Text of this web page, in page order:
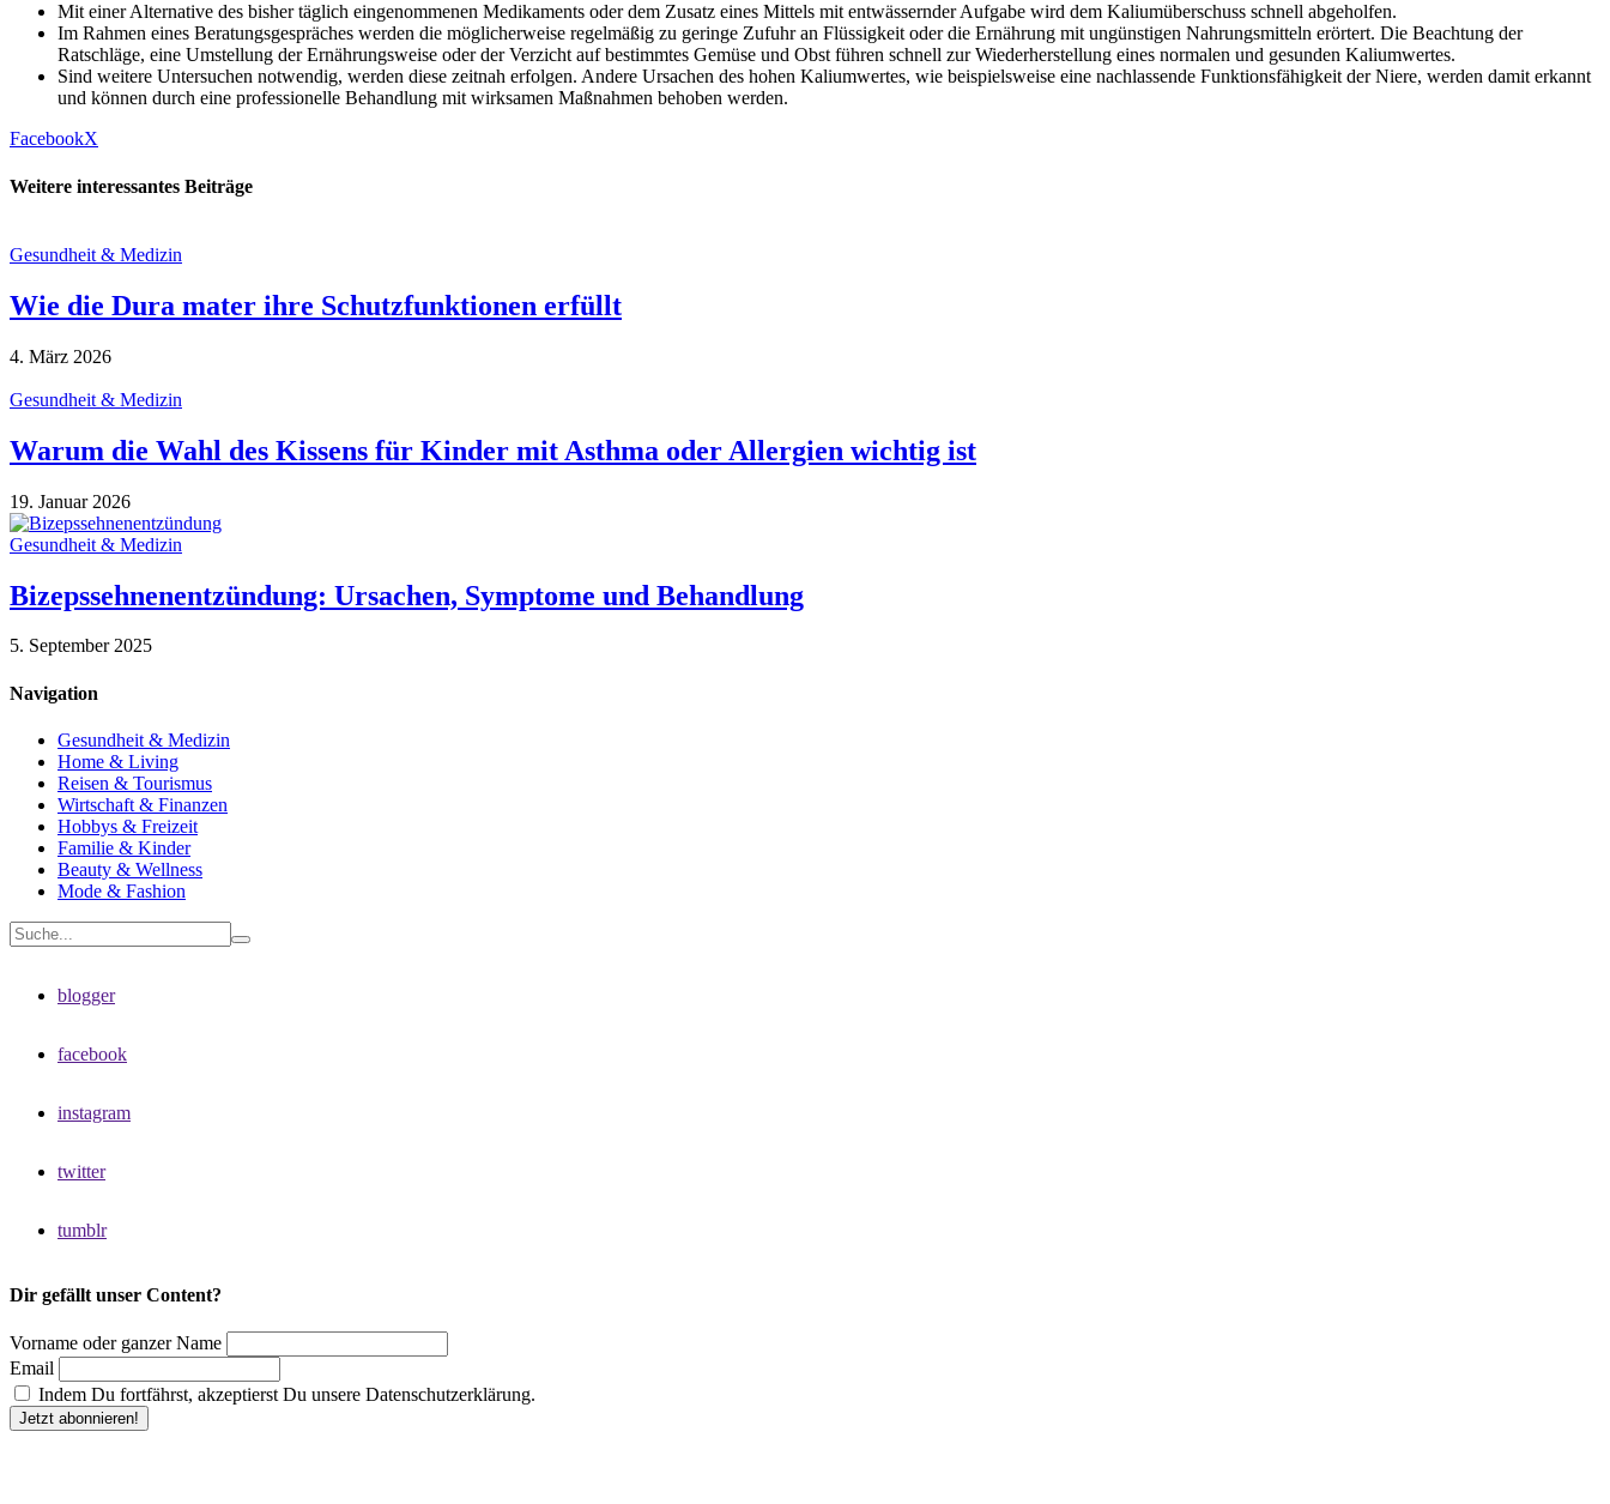
Mit einer Alternative des bisher täglich eingenommenen Medikaments oder dem Zusatz eines Mittels mit entwässernder Aufgabe wird dem Kaliumüberschuss schnell abgeholfen.
Im Rahmen eines Beratungsgespräches werden die möglicherweise regelmäßig zu geringe Zufuhr an Flüssigkeit oder die Ernährung mit ungünstigen Nahrungsmitteln erörtert. Die Beachtung der
Ratschläge, eine Umstellung der Ernährungsweise oder der Verzicht auf bestimmtes Gemüse und Obst führen schnell zur Wiederherstellung eines normalen und gesunden Kaliumwertes.
Sind weitere Untersuchen notwendig, werden diese zeitnah erfolgen. Andere Ursachen des hohen Kaliumwertes, wie beispielsweise eine nachlassende Funktionsfähigkeit der Niere, werden damit erkannt
und können durch eine professionelle Behandlung mit wirksamen Maßnahmen behoben werden.
FacebookX
Weitere interessantes Beiträge
Gesundheit & Medizin
Wie die Dura mater ihre Schutzfunktionen erfüllt
4. März 2026
Gesundheit & Medizin
Warum die Wahl des Kissens für Kinder mit Asthma oder Allergien wichtig ist
19. Januar 2026
Gesundheit & Medizin
Bizepssehnenentzündung: Ursachen, Symptome und Behandlung
5. September 2025
Navigation
Gesundheit & Medizin
Home & Living
Reisen & Tourismus
Wirtschaft & Finanzen
Hobbys & Freizeit
Familie & Kinder
Beauty & Wellness
Mode & Fashion
blogger
facebook
instagram
twitter
tumblr
Dir gefällt unser Content?
Vorname oder ganzer Name
Email
Indem Du fortfährst, akzeptierst Du unsere Datenschutzerklärung.